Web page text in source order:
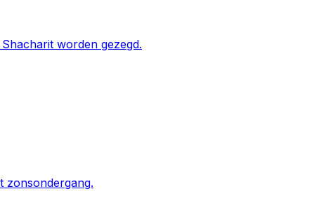
worden gezegd.
zonsondergang.